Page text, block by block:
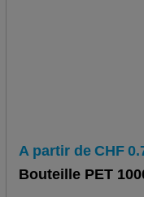
A partir de CHF
Bouteille PET